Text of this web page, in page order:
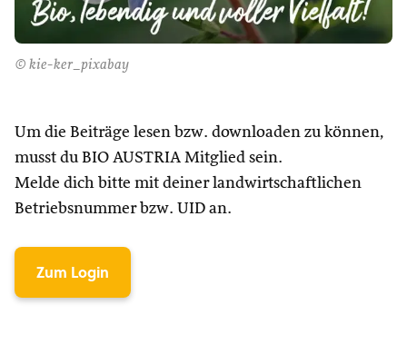
© kie-ker_pixabay
Um die Beiträge lesen bzw. downloaden zu können,
musst du BIO AUSTRIA Mitglied sein.
Melde dich bitte mit deiner landwirtschaftlichen
Betriebsnummer bzw. UID an.
Zum Login